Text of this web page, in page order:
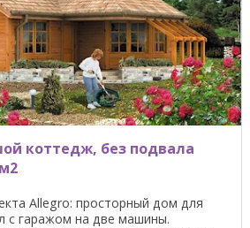
коттедж, без подвала
Allegro: просторный дом для
с гаражом на две машины.